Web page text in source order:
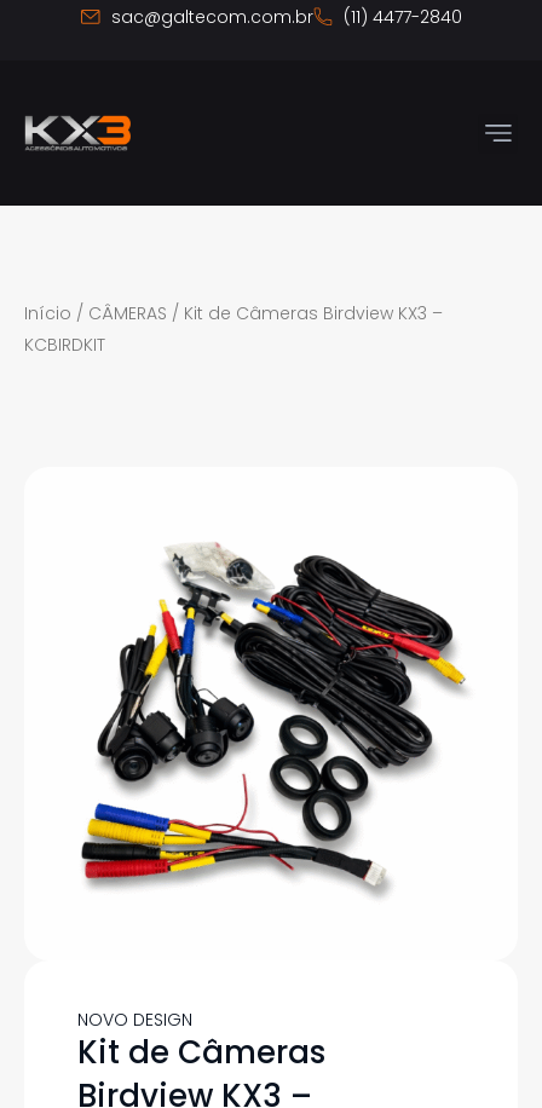
conteúdo
sac@galtecom.com.br (11) 4477-2840
Início / CÂMERAS / Kit de Câmeras Birdview KX3 –
KCBIRDKIT
NOVO DESIGN
Kit de Câmeras
Birdview KX3 –